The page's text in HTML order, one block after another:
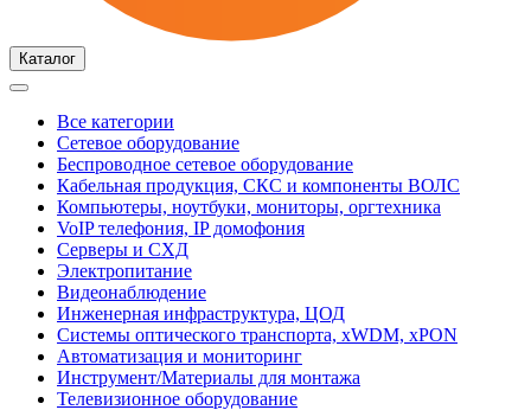
Каталог
Все категории
Сетевое оборудование
Беспроводное сетевое оборудование
Кабельная продукция, СКС и компоненты ВОЛС
Компьютеры, ноутбуки, мониторы, оргтехника
VoIP телефония, IP домофония
Серверы и СХД
Электропитание
Видеонаблюдение
Инженерная инфраструктура, ЦОД
Системы оптического транспорта, xWDM, xPON
Автоматизация и мониторинг
Инструмент/Материалы для монтажа
Телевизионное оборудование